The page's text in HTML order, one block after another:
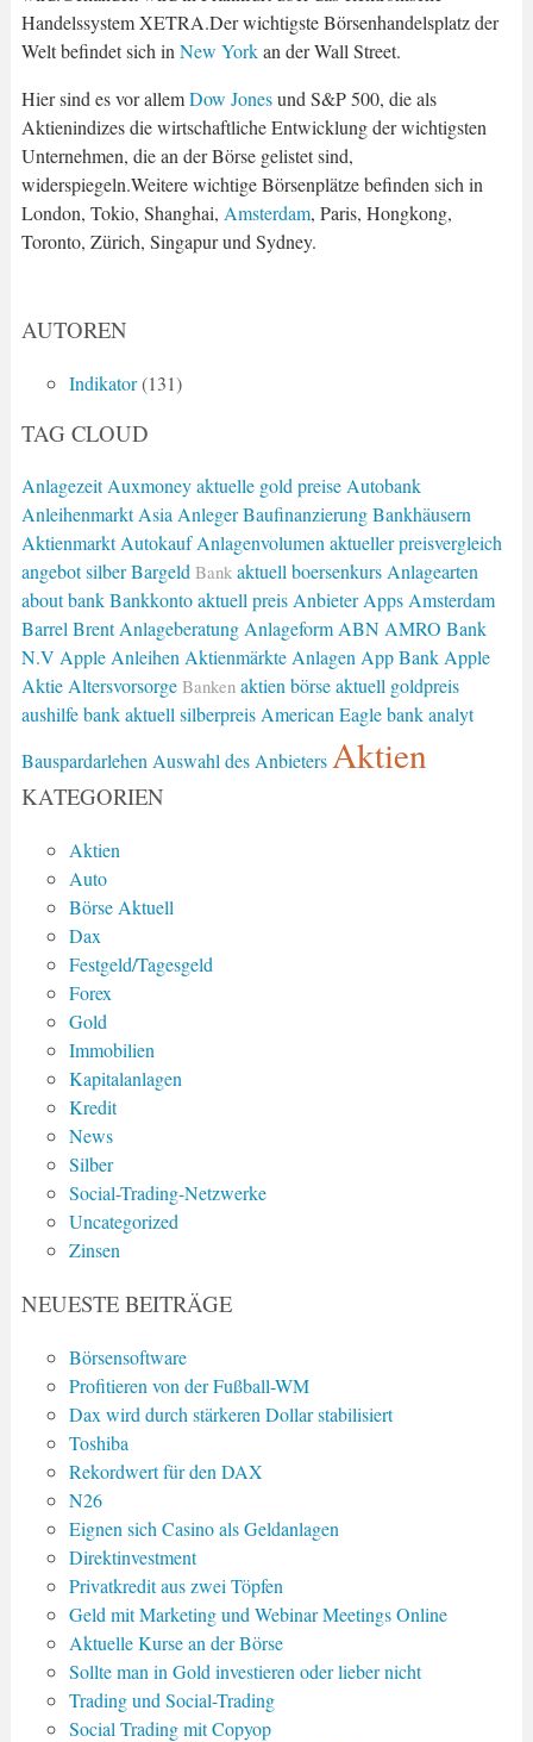
Handelssystem XETRA.Der wichtigste Börsenhandelsplatz der
Welt befindet sich in New Yorkan der Wall Street.
Hier sind es vor allemDow Jonesund S&P 500, die als
Aktienindizes die wirtschaftliche Entwicklung der wichtigsten
Unternehmen, die an der Börse gelistet sind,
widerspiegeln.Weitere wichtige Börsenplätze befinden sich in
London, Tokio, Shanghai, Amsterdam, Paris, Hongkong,
Toronto, Zürich, Singapur und Sydney.
AUTOREN
Indikator(131)
TAG CLOUD
Anlagezeit Auxmoney aktuelle gold preise Autobank
Anleihenmarkt Asia Anleger Baufinanzierung Bankhäusern
Aktienmarkt Autokauf Anlagenvolumen aktueller preisvergleich
angebot silber Bargeld Bank aktuell boersenkurs Anlagearten
about bank Bankkonto aktuell preis Anbieter Apps Amsterdam
Barrel Brent Anlageberatung Anlageform ABN AMRO Bank
N.V Apple Anleihen Aktienmärkte Anlagen App Bank Apple
Aktie Altersvorsorge Banken aktien börse aktuell goldpreis
aushilfe bank aktuell silberpreis American Eagle bank analyt
Bauspardarlehen Auswahl des Anbieters Aktien
KATEGORIEN
Aktien
Auto
Börse Aktuell
Dax
Festgeld/Tagesgeld
Forex
Gold
Immobilien
Kapitalanlagen
Kredit
News
Silber
Social-Trading-Netzwerke
Uncategorized
Zinsen
NEUESTE BEITRÄGE
Börsensoftware
Profitieren von der Fußball-WM
Dax wird durch stärkeren Dollar stabilisiert
Toshiba
Rekordwert für den DAX
N26
Eignen sich Casino als Geldanlagen
Direktinvestment
Privatkredit aus zwei Töpfen
Geld mit Marketing und Webinar Meetings Online
Aktuelle Kurse an der Börse
Sollte man in Gold investieren oder lieber nicht
Trading und Social-Trading
Social Trading mit Copyop